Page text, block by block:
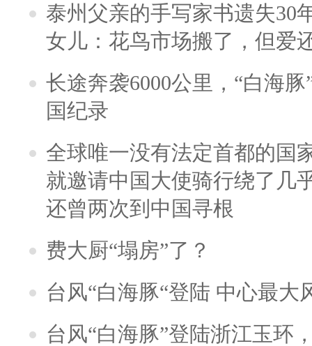
泰州父亲的手写家书遗失30
女儿：花鸟市场搬了，但爱
长途奔袭6000公里，“白海
国纪录
全球唯一没有法定首都的国
就邀请中国大使骑行绕了几
还曾两次到中国寻根
费大厨“塌房”了？
台风“白海豚“登陆 中心最大
台风“白海豚”登陆浙江玉环